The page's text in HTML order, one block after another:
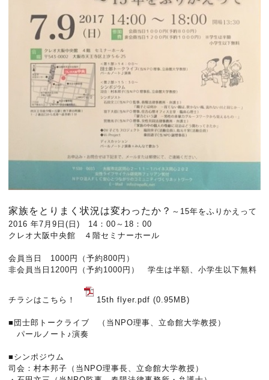
家族をとりまく状況は変わったか？ ～15年をふりかえって
2016 年7月9日(日) 14：00～18：00
クレオ大阪中央館 ４階セミナーホール
会員当日 1000円（予約800円）
非会員当日1200円（予約1000円） 学生は半額、小学生以下無料
チラシはこちら！ 15th flyer.pdf (0.95MB)
■団士郎トークライブ （当NPO理事、立命館大学教授）
パールノート♪演奏
■シンポジウム
司会：村本邦子（当NPO理事長、立命館大学教授）